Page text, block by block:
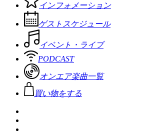
インフォメーション
ゲストスケジュール
イベント・ライブ
PODCAST
オンエア楽曲一覧
買い物をする